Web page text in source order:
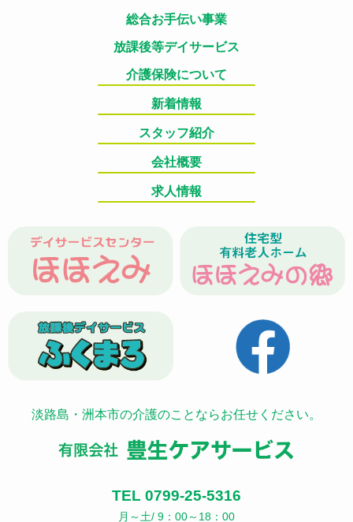
総合お手伝い事業
放課後等デイサービス
介護保険について
新着情報
スタッフ紹介
会社概要
求人情報
淡路島・洲本市の介護のことならお任せください。
TEL 0799-25-5316
月～土/ 9：00～18：00